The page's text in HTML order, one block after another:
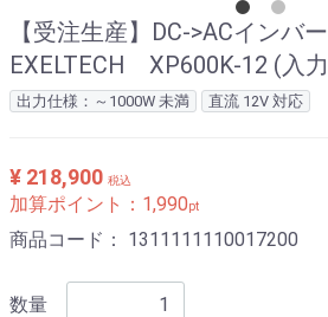
【受注生産】DC->ACインバ
EXELTECH XP600K-12 (入
出力仕様：～1000W 未満 直流 12V 対応
¥ 218,900 税込
加算ポイント： 1,990pt
商品コード： 1311111110017200
数量